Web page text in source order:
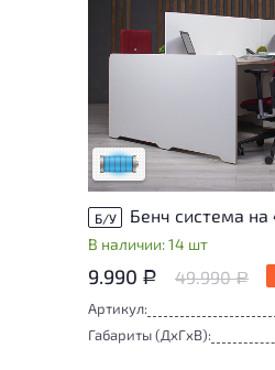
Состояние товара
могут присутствовать
Низкая степень износа
Б/У
В наличии: 14 шт
9.990 Р 49.990Р
Артикул:
Габариты (ДxГxВ):